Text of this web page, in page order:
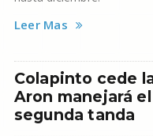
Leer Mas
Colapinto cede
Aron manejará
segunda tanda